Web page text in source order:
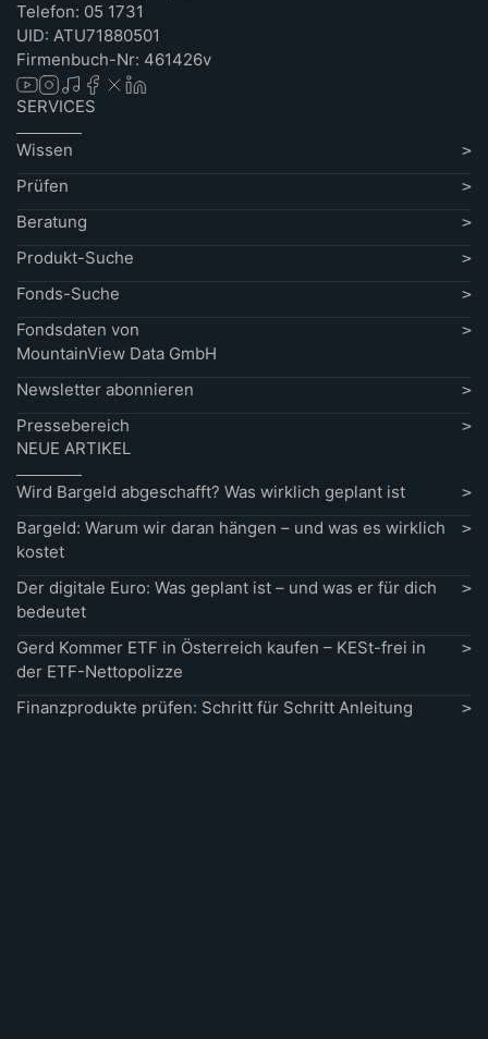
Telefon: 05 1731
UID: ATU71880501
Firmenbuch-Nr: 461426v
SERVICES
Wissen
Prüfen
Beratung
Produkt-Suche
Fonds-Suche
Fondsdaten von
MountainView Data GmbH
Newsletter abonnieren
Pressebereich
NEUE ARTIKEL
Wird Bargeld abgeschafft? Was wirklich geplant ist
Bargeld: Warum wir daran hängen – und was es wirklich
kostet
Der digitale Euro: Was geplant ist – und was er für dich
bedeutet
Gerd Kommer ETF in Österreich kaufen – KESt-frei in
der ETF-Nettopolizze
Finanzprodukte prüfen: Schritt für Schritt Anleitung